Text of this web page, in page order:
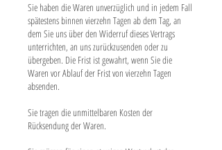
Sie haben die Waren unverzüglich und in jedem Fall
spätestens binnen vierzehn Tagen ab dem Tag, an
dem Sie uns über den Widerruf dieses Vertrags
unterrichten, an uns zurückzusenden oder zu
übergeben. Die Frist ist gewahrt, wenn Sie die
Waren vor Ablauf der Frist von vierzehn Tagen
absenden.
Sie tragen die unmittelbaren Kosten der
Rücksendung der Waren.